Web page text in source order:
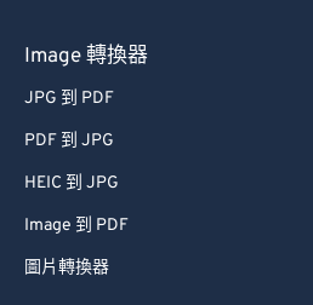
Image 轉換器
JPG 到 PDF
PDF 到 JPG
HEIC 到 JPG
Image 到 PDF
圖片轉換器